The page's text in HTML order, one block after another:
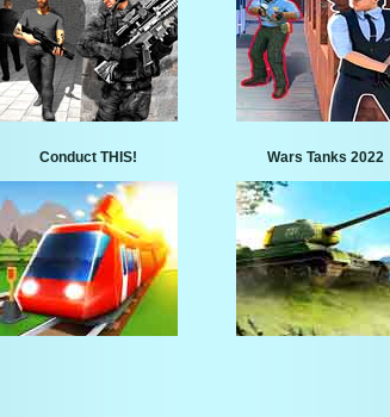
Conduct THIS! Wars Tanks 2022